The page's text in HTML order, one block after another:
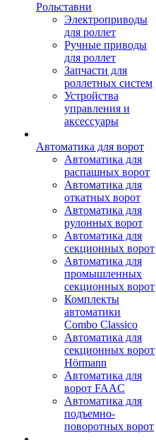
Рольставни
Электроприводы
для роллет
Ручные приводы
для роллет
Запчасти для
роллетных систем
Устройства
управления и
аксессуары
Автоматика для ворот
Автоматика для
распашных ворот
Автоматика для
откатных ворот
Автоматика для
рулонных ворот
Автоматика для
секционных ворот
Автоматика для
промышленных
секционных ворот
Комплекты
автоматики
Combo Classico
Автоматика для
секционных ворот
Hörmann
Автоматика для
ворот FAAC
Автоматика для
подъемно-
поворотных ворот